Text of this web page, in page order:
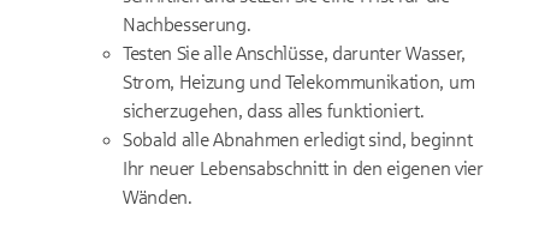
Nachbesserung.
Testen Sie alle Anschlüsse, darunter Wasser,
Strom, Heizung und Telekommunikation, um
sicherzugehen, dass alles funktioniert.
Sobald alle Abnahmen erledigt sind, beginnt
Ihr neuer Lebensabschnitt in den eigenen vier
Wänden.